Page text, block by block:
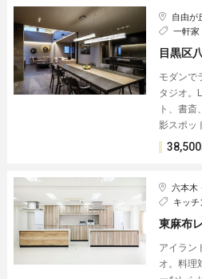
自由が
一軒家
目黒区
モダンで
タジオ。
ト、書斎
影スポッ
38,500
六本木
キッチ
東麻布
アイラン
オ。料理